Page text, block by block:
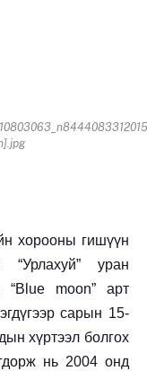
гишүүн
“Урлахуй” уран
“Blue moon” арт
сарын 15-
хүртээл болгох
нь 2004 онд